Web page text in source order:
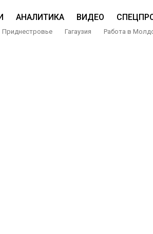
АНАЛИТИКА ВИДЕО
Приднестровье Гагаузия Работа в